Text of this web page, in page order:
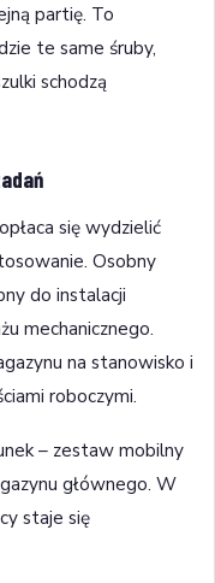
partię. To
te same śruby,
schodzą
się wydzielić
Osobny
do instalacji
mechanicznego.
na stanowisko i
roboczymi.
– zestaw mobilny
głównego. W
staje się